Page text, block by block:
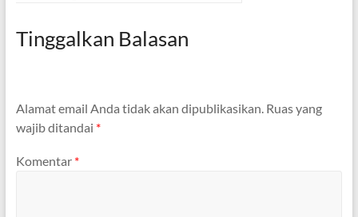
Tinggalkan Balasan
Alamat email Anda tidak akan dipublikasikan. Ruas yang
wajib ditandai *
Komentar *